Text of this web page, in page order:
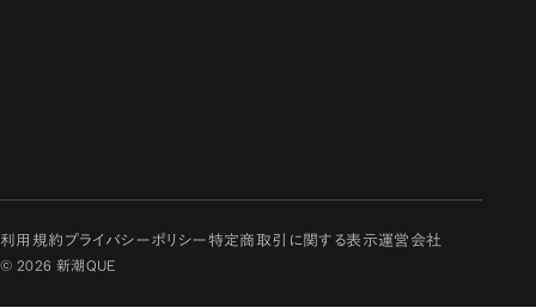
利用規約 プライバシーポリシー特定商取引に関する表示運営会社
© 2026 新潮QUE